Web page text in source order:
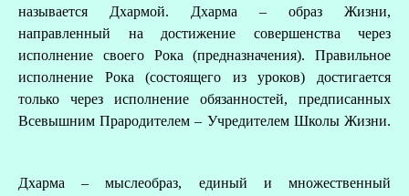
называется Дхармой. Дхарма – образ Жизни,
направленный на достижение совершенства через
исполнение своего Рока (предназначения). Правильное
исполнение Рока (состоящего из уроков) достигается
только через исполнение обязанностей, предписанных
Всевышним Прародителем – Учредителем Школы Жизни.
Дхарма – мыслеобраз, единый и множественный